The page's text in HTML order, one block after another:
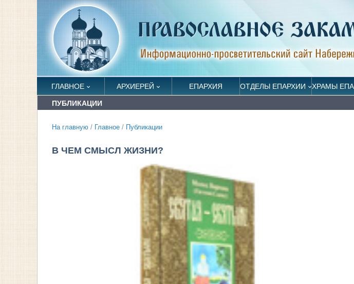
ГЛАВНОЕ АРХИЕРЕЙ ЕПАРХИЯ ОТДЕЛЫ ЕПАРХИИ ХРАМЫ
ПУБЛИКАЦИИ
На главную / Главное / Публикации
В ЧЕМ СМЫСЛ ЖИЗНИ?